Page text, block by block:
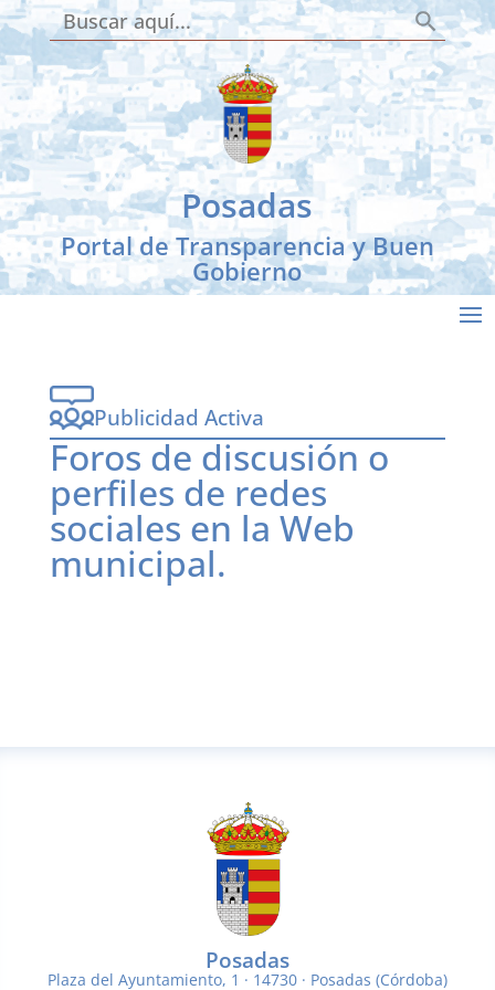
Skip
to
content
Buscar:
Posadas
Portal de Transparencia y Buen
Gobierno
Publicidad Activa
Foros de discusión o
perfiles de redes
sociales en la Web
municipal.
Posadas
Plaza del Ayuntamiento, 1 · 14730 · Posadas (Córdoba)